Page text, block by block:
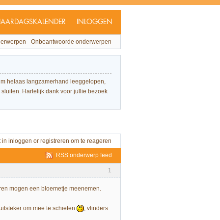
INLOGGEN
Onbeantwoorde onderwerpen
helaas langzamerhand leeggelopen,
Hartelijk dank voor jullie bezoek
in inloggen or registreren om te reageren
RSS onderwerp feed
1
mogen een bloemetje meenemen.
om mee te schieten , vlinders